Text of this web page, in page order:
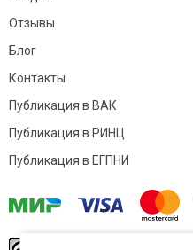
Отзывы
Блог
Контакты
Публикация в ВАК
Публикация в РИНЦ
Публикация в ЕГПНИ